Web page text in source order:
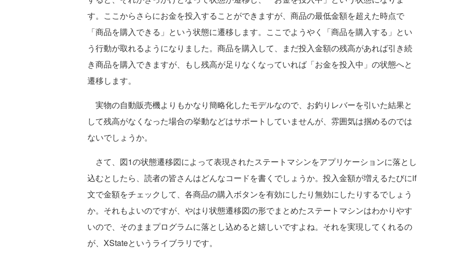
す。ここからさらにお金を投入することができますが、商品の最低金額を超えた時点で
「商品を購入できる」という状態に遷移します。ここでようやく「商品を購入する」とい
う行動が取れるようになりました。商品を購入して、まだ投入金額の残高があれば引き続
き商品を購入できますが、もし残高が足りなくなっていれば「お金を投入中」の状態へと
遷移します。
実物の自動販売機よりもかなり簡略化したモデルなので、お釣りレバーを引いた結果と
して残高がなくなった場合の挙動などはサポートしていませんが、雰囲気は掴めるのでは
ないでしょうか。
さて、図1の状態遷移図によって表現されたステートマシンをアプリケーションに落とし
込むとしたら、読者の皆さんはどんなコードを書くでしょうか。投入金額が増えるたびにif
文で金額をチェックして、各商品の購入ボタンを有効にしたり無効にしたりするでしょう
か。それもよいのですが、やはり状態遷移図の形でまとめたステートマシンはわかりやす
いので、そのままプログラムに落とし込めると嬉しいですよね。それを実現してくれるの
が、XStateというライブラリです。